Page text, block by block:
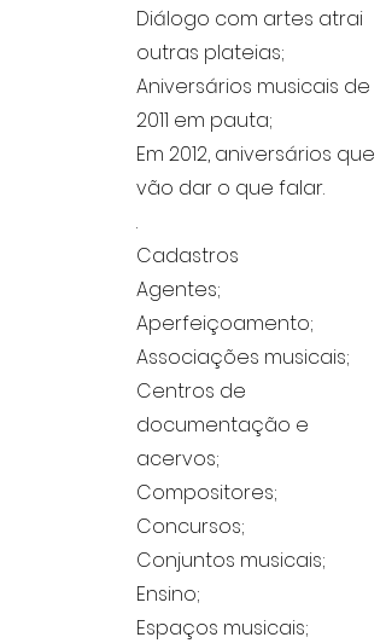
Diálogo com artes atrai
outras plateias;
Aniversários musicais de
2011 em pauta;
Em 2012, aniversários que
vão dar o que falar.
.
Cadastros
Agentes;
Aperfeiçoamento;
Associações musicais;
Centros de
documentação e
acervos;
Compositores;
Concursos;
Conjuntos musicais;
Ensino;
Espaços musicais;